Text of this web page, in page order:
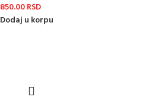
850.00RSD
Dodaj u korpu